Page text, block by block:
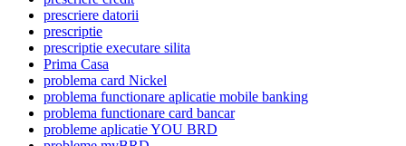
prescriere datorii
prescriptie
prescriptie executare silita
Prima Casa
problema card Nickel
problema functionare aplicatie mobile banking
problema functionare card bancar
probleme aplicatie YOU BRD